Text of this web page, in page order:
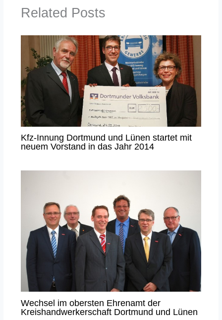
Related Posts
Kfz-Innung Dortmund und Lünen startet mit
neuem Vorstand in das Jahr 2014
Wechsel im obersten Ehrenamt der
Kreishandwerkerschaft Dortmund und Lünen